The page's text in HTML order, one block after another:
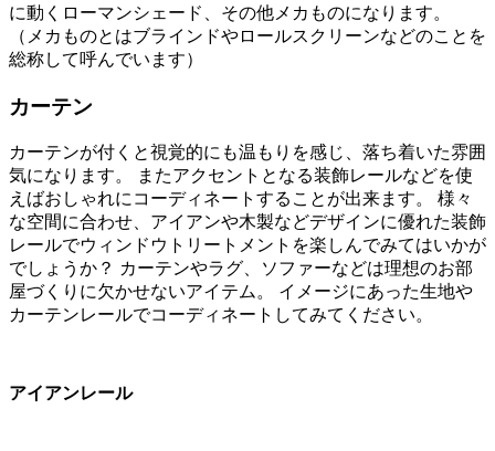
に動くローマンシェード、その他メカものになります。
（メカものとはブラインドやロールスクリーンなどのことを
総称して呼んでいます）
カーテン
カーテンが付くと視覚的にも温もりを感じ、落ち着いた雰囲
気になります。 またアクセントとなる装飾レールなどを使
えばおしゃれにコーディネートすることが出来ます。 様々
な空間に合わせ、アイアンや木製などデザインに優れた装飾
レールでウィンドウトリートメントを楽しんでみてはいかが
でしょうか？ カーテンやラグ、ソファーなどは理想のお部
屋づくりに欠かせないアイテム。 イメージにあった生地や
カーテンレールでコーディネートしてみてください。
アイアンレール